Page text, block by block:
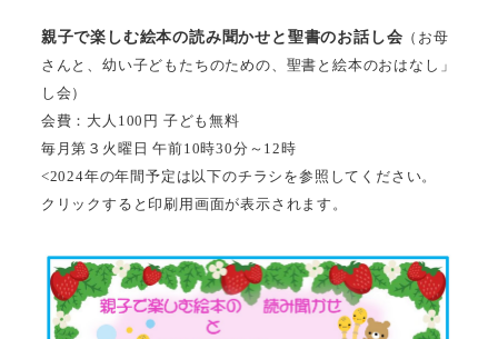
親子で楽しむ絵本の読み聞かせと聖書のお話し会 （お母
さんと、幼い子どもたちのための、聖書と絵本のおはなし」
し会）
会費：大人100円 子ども無料
毎月第３火曜日 午前10時30分～12時
<2024年の年間予定は以下のチラシを参照してください。
クリックすると印刷用画面が表示されます。